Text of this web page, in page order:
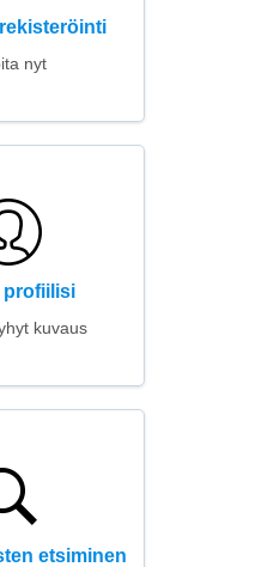
rekisteröinti
nyt
profiilisi
kuvaus
etsiminen